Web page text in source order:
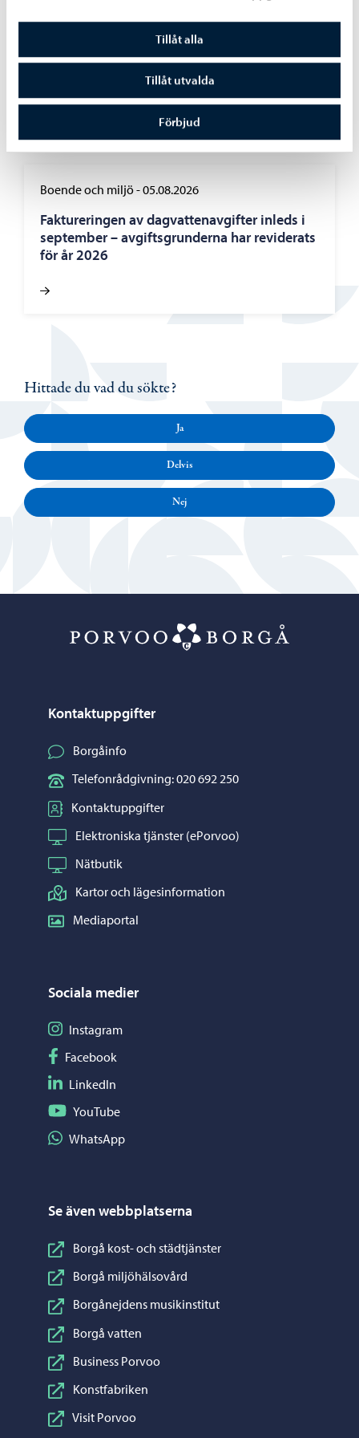
Tillåt alla
Tillåt utvalda
Förbjud
06.08.2026
Ansökan till gymnasieutbildningen för
vuxna vid Linnankosken lukio pågår
Boende och miljö-05.08.2026
Faktureringen av dagvattenavgifter inleds i
september – avgiftsgrunderna har reviderats
för år 2026
Hittade du vad du sökte?
Ja
Delvis
Nej
Kontaktuppgifter
Borgåinfo
Telefonrådgivning: 020 692 250
Kontaktuppgifter
Elektroniska tjänster (ePorvoo)
Nätbutik
Kartor och lägesinformation
Mediaportal
Sociala medier
Följ på Instagram
Instagram
Följ på Facebook
Facebook
Följ på LinkedIn
LinkedIn
Följ på YouTube
YouTube
Dela på WhatsApp
WhatsApp
Se även webbplatserna
Borgå kost- och städtjänster
Borgå miljöhälsovård
Borgånejdens musikinstitut
Borgå vatten
Business Porvoo
Konstfabriken
Visit Porvoo